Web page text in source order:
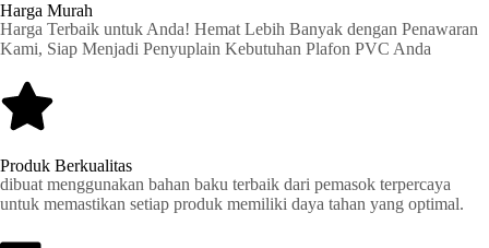
Harga Murah
Harga Terbaik untuk Anda! Hemat Lebih Banyak dengan Penawaran
Kami, Siap Menjadi Penyuplain Kebutuhan Plafon PVC Anda
Produk Berkualitas
dibuat menggunakan bahan baku terbaik dari pemasok terpercaya
untuk memastikan setiap produk memiliki daya tahan yang optimal.